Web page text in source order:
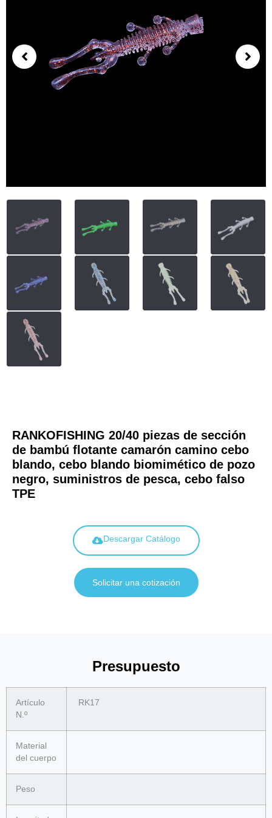
RANKOFISHING 20/40 piezas de sección
de bambú flotante camarón camino cebo
blando, cebo blando biomimético de pozo
negro, suministros de pesca, cebo falso
TPE
Descargar Catálogo
Solicitar una cotización
Presupuesto
Artículo
N.º
RK17
Material
del cuerpo
Peso